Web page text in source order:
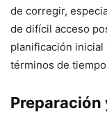
de corregir,
de difícil acceso
planificación
términos de
Preparación